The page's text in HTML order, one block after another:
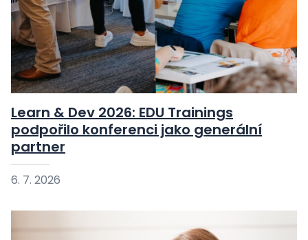
Learn & Dev 2026: EDU Trainings
podpořilo konferenci jako generální
partner
6. 7. 2026